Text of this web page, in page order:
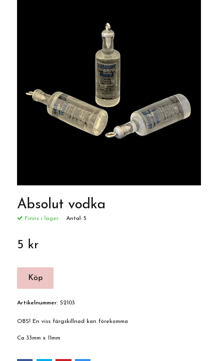
Absolut vodka
Finns i lager: Antal: 5
5 kr
Artikelnummer: S2103
OBS! En viss färgskillnad kan förekomma
Ca 33mm x 11mm